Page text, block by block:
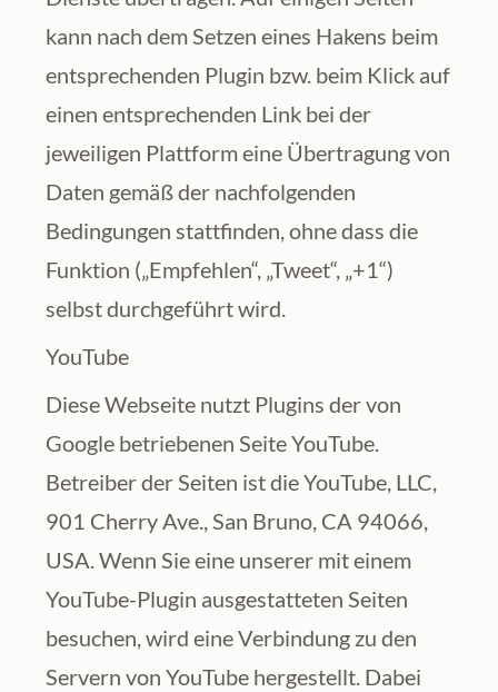
kann nach dem Setzen eines Hakens beim
entsprechenden Plugin bzw. beim Klick auf
einen entsprechenden Link bei der
jeweiligen Plattform eine Übertragung von
Daten gemäß der nachfolgenden
Bedingungen stattfinden, ohne dass die
Funktion („Empfehlen“, „Tweet“, „+1“)
selbst durchgeführt wird.
YouTube
Diese Webseite nutzt Plugins der von
Google betriebenen Seite YouTube.
Betreiber der Seiten ist die YouTube, LLC,
901 Cherry Ave., San Bruno, CA 94066,
USA. Wenn Sie eine unserer mit einem
YouTube-Plugin ausgestatteten Seiten
besuchen, wird eine Verbindung zu den
Servern von YouTube hergestellt. Dabei